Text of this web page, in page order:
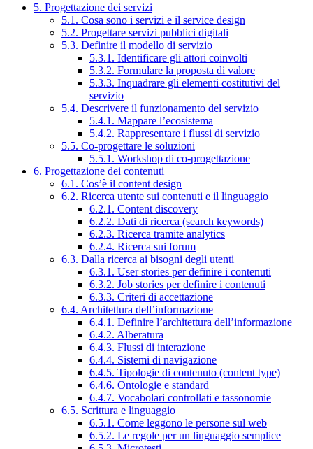
5. Progettazione dei servizi
5.1. Cosa sono i servizi e il service design
5.2. Progettare servizi pubblici digitali
5.3. Definire il modello di servizio
5.3.1. Identificare gli attori coinvolti
5.3.2. Formulare la proposta di valore
5.3.3. Inquadrare gli elementi costitutivi del
servizio
5.4. Descrivere il funzionamento del servizio
5.4.1. Mappare l’ecosistema
5.4.2. Rappresentare i flussi di servizio
5.5. Co-progettare le soluzioni
5.5.1. Workshop di co-progettazione
6. Progettazione dei contenuti
6.1. Cos’è il content design
6.2. Ricerca utente sui contenuti e il linguaggio
6.2.1. Content discovery
6.2.2. Dati di ricerca (search keywords)
6.2.3. Ricerca tramite analytics
6.2.4. Ricerca sui forum
6.3. Dalla ricerca ai bisogni degli utenti
6.3.1. User stories per definire i contenuti
6.3.2. Job stories per definire i contenuti
6.3.3. Criteri di accettazione
6.4. Architettura dell’informazione
6.4.1. Definire l’architettura dell’informazione
6.4.2. Alberatura
6.4.3. Flussi di interazione
6.4.4. Sistemi di navigazione
6.4.5. Tipologie di contenuto (content type)
6.4.6. Ontologie e standard
6.4.7. Vocabolari controllati e tassonomie
6.5. Scrittura e linguaggio
6.5.1. Come leggono le persone sul web
6.5.2. Le regole per un linguaggio semplice